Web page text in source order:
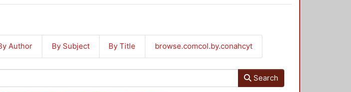
Author By Subject By Title browse.comcol.by.conahcyt
Search